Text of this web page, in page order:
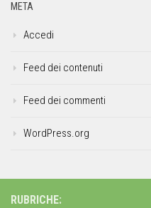
META
Accedi
Feed dei contenuti
Feed dei commenti
WordPress.org
RUBRICHE: